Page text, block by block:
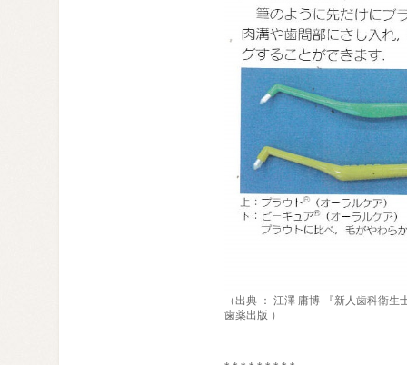
（出典 ： 江澤 庸博 『新人歯科衛
歯薬出版 ）